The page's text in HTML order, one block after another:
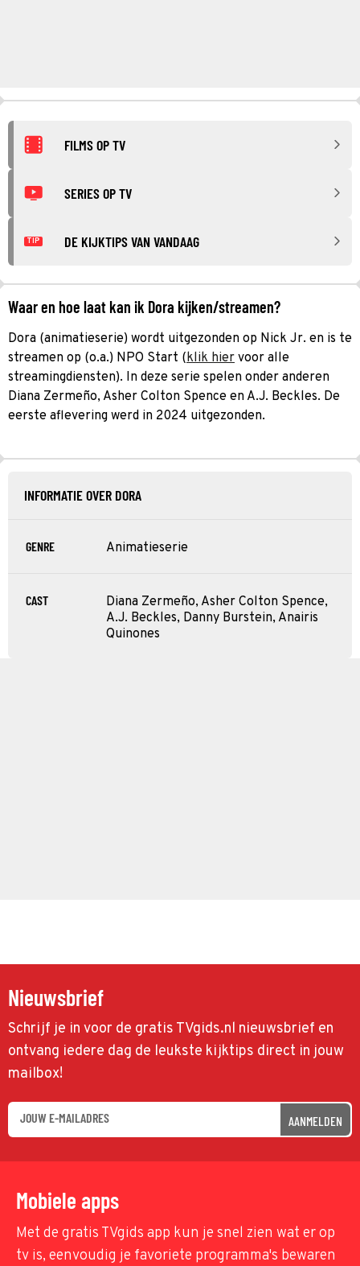
FILMS OP TV
SERIES OP TV
TIP DE KIJKTIPS VAN VANDAAG
Waar en hoe laat kan ik Dora kijken/streamen?
Dora (animatieserie) wordt uitgezonden op Nick Jr. en is te
streamen op (o.a.) NPO Start (klik hier voor alle
streamingdiensten). In deze serie spelen onder anderen
Diana Zermeño, Asher Colton Spence en A.J. Beckles. De
eerste aflevering werd in 2024 uitgezonden.
INFORMATIE OVER DORA
GENRE Animatieserie
CAST
Diana Zermeño, Asher Colton Spence,
A.J. Beckles, Danny Burstein, Anairis
Quinones
Nieuwsbrief
Schrijf je in voor de gratis TVgids.nl nieuwsbrief en
ontvang iedere dag de leukste kijktips direct in jouw
mailbox!
AANMELDEN
Mobiele apps
Met de gratis TVgids app kun je snel zien wat er op
tv is, eenvoudig je favoriete programma's bewaren